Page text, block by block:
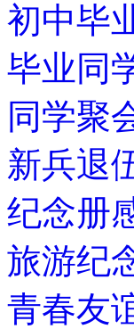
初中毕
毕业同
同学聚
新兵退
纪念册
旅游纪
青春友